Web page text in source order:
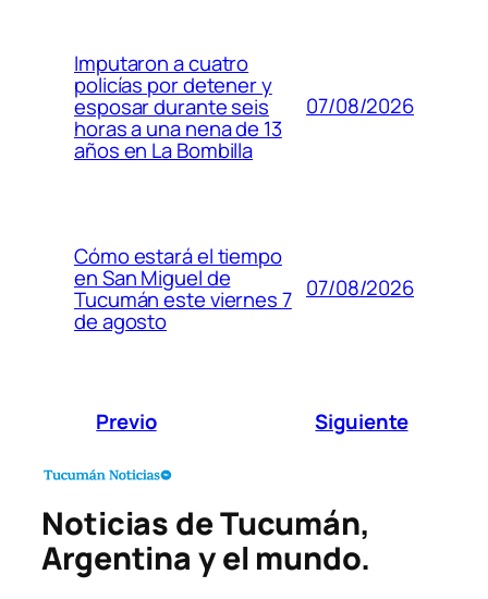
Imputaron a cuatro
policías por detener y
esposar durante seis
horas a una nena de 13
años en La Bombilla
07/08/2026
Cómo estará el tiempo
en San Miguel de
Tucumán este viernes 7
de agosto
07/08/2026
Previo Siguiente
Noticias de Tucumán,
Argentina y el mundo.